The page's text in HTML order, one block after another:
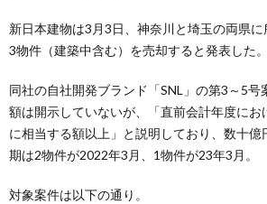
新日本建物は3月3日、神奈川と埼玉の両県
3物件（建築中含む）を売却すると発表した。
同社の自社開発ブランド「SNL」の第3～5号
額は開示していないが、「直前会計年度にお
に相当する額以上」と説明しており、数十
期は2物件が2022年3月、1物件が23年3月。
対象案件は以下の通り。